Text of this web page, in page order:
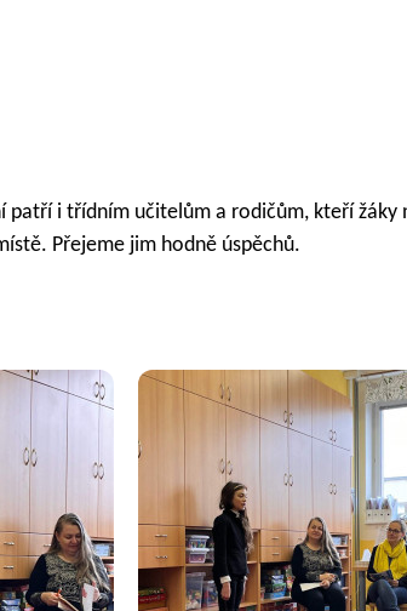
i třídním učitelům a rodičům, kteří
Přejeme jim hodně úspěchů.